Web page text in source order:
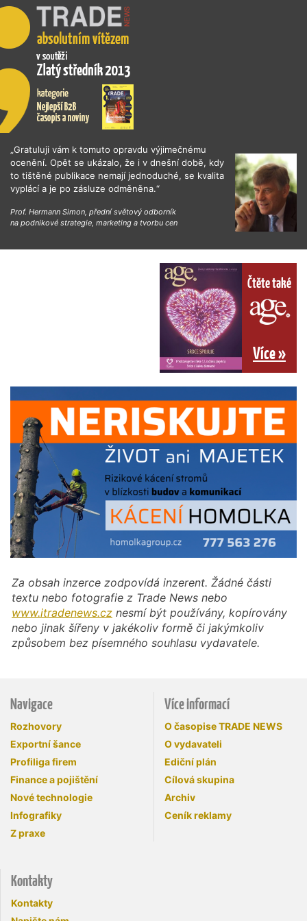
„Gratuluji vám k tomuto opravdu výjimečnému
ocenění. Opět se ukázalo, že i v dnešní době, kdy
to tištěné publikace nemají jednoduché, se kvalita
vyplácí a je po zásluze odměněna.“
Prof. Hermann Simon, přední světový odborník
na podnikové strategie, marketing a tvorbu cen
Čtěte také
Více »
Za obsah inzerce zodpovídá inzerent. Žádné části
textu nebo fotografie z Trade News nebo
www.itradenews.cz nesmí být používány, kopírovány
nebo jinak šířeny v jakékoliv formě či jakýmkoliv
způsobem bez písemného souhlasu vydavatele.
Navigace
Rozhovory
Exportní šance
Profiliga firem
Finance a pojištění
Nové technologie
Infografiky
Z praxe
Více informací
O časopise TRADE NEWS
O vydavateli
Ediční plán
Cílová skupina
Archiv
Ceník reklamy
Kontakty
Kontakty